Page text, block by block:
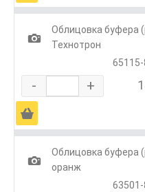
1
Облицовка буфера
Технотрон
- +
Ä
1
Облицовка буфера
оранж